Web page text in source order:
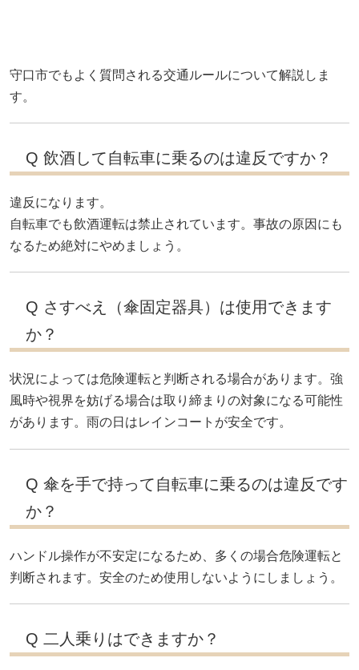
守口市でもよく質問される交通ルールについて解説しま
す。
Q 飲酒して自転車に乗るのは違反ですか？
違反になります。
自転車でも飲酒運転は禁止されています。事故の原因にも
なるため絶対にやめましょう。
Q さすべえ（傘固定器具）は使用できます
か？
状況によっては危険運転と判断される場合があります。強
風時や視界を妨げる場合は取り締まりの対象になる可能性
があります。雨の日はレインコートが安全です。
Q 傘を手で持って自転車に乗るのは違反です
か？
ハンドル操作が不安定になるため、多くの場合危険運転と
判断されます。安全のため使用しないようにしましょう。
Q 二人乗りはできますか？